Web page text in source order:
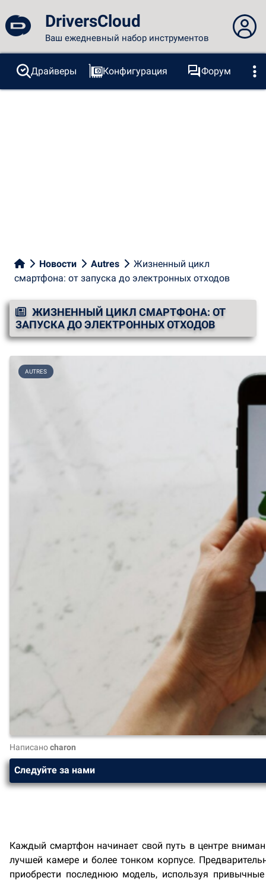
DriversCloud
Ваш ежедневный набор инструментов
Вы не вошли в систему...
Вход на сайт
Драйверы Конфигурация
Форум
Зонды
BSOD Инструменты
Новости Autres
Жизненный цикл
смартфона: от запуска до электронных отходов
ЖИЗНЕННЫЙ ЦИКЛ СМАРТФОНА: ОТ
ЗАПУСКА ДО ЭЛЕКТРОННЫХ ОТХОДОВ
AUTRES
Написаноcharon
Следуйте за нами
Каждый смартфон начинает свой путь в центре
лучшей камере и более тонком корпусе.
приобрести последнюю модель, используя